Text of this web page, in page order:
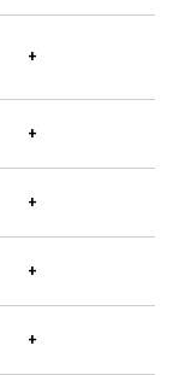
с
+
+
+
+
+